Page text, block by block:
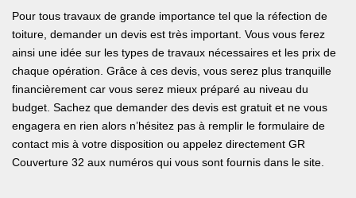
Pour tous travaux de grande importance tel que la réfection de
toiture, demander un devis est très important. Vous vous ferez
ainsi une idée sur les types de travaux nécessaires et les prix de
chaque opération. Grâce à ces devis, vous serez plus tranquille
financièrement car vous serez mieux préparé au niveau du
budget. Sachez que demander des devis est gratuit et ne vous
engagera en rien alors n’hésitez pas à remplir le formulaire de
contact mis à votre disposition ou appelez directement GR
Couverture 32 aux numéros qui vous sont fournis dans le site.